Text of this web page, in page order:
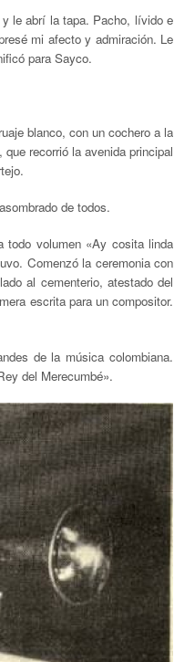
le abrí la tapa. Pacho, lívido e
mi afecto y admiración. Le
para Sayco.
blanco, con un cochero a la
recorrió la avenida principal
de todos.
todo volumen «Ay cosita linda
Comenzó la ceremonia con
al cementerio, atestado del
escrita para un compositor.
de la música colombiana.
del Merecumbé».